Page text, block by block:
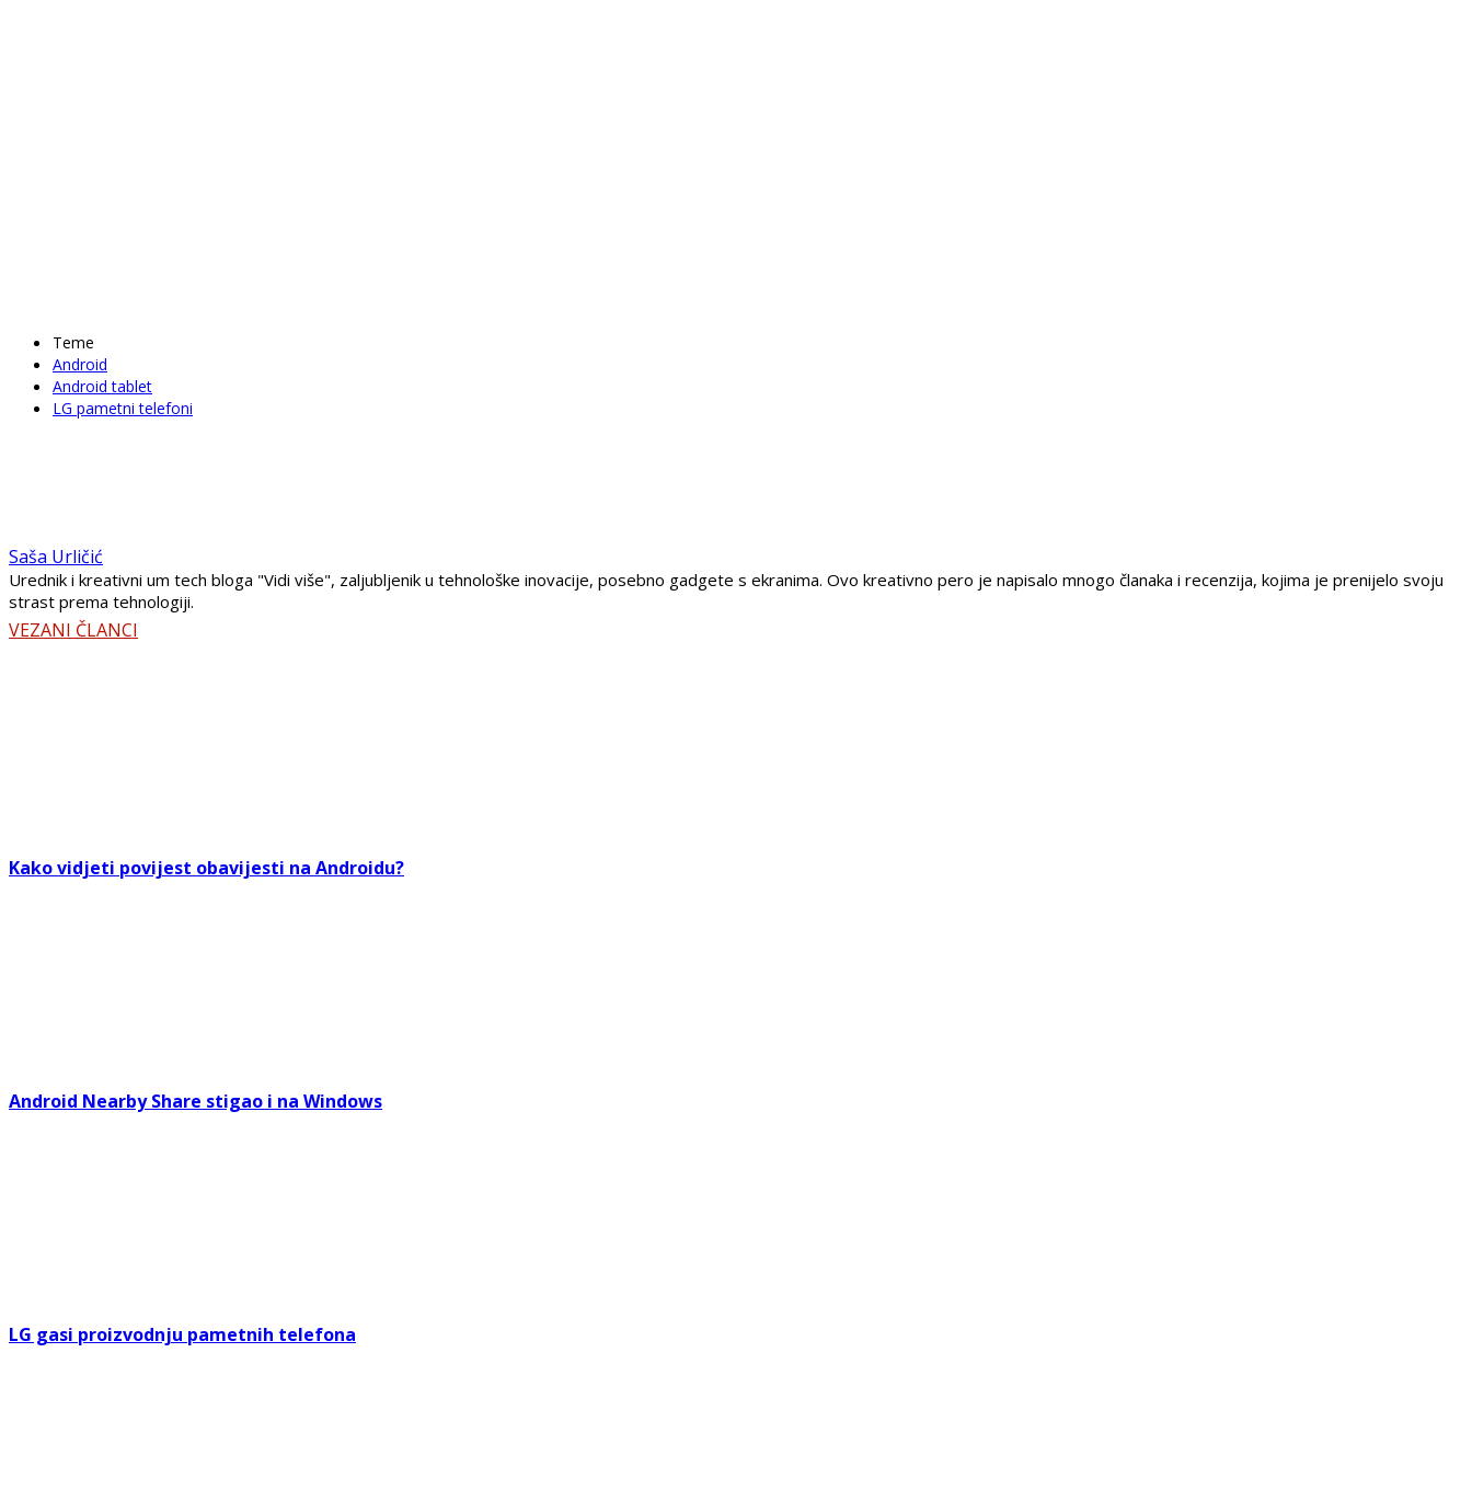
Teme
Android
Android tablet
LG pametni telefoni
Saša Urličić
Urednik i kreativni um tech bloga "Vidi više", zaljubljenik u tehnološke inovacije, posebno gadgete s ekranima. Ovo kreativno pero je napisalo mnogo članaka i recenzija, kojima je prenijelo svoju
strast prema tehnologiji.
VEZANI ČLANCI
Kako vidjeti povijest obavijesti na Androidu?
Android Nearby Share stigao i na Windows
LG gasi proizvodnju pametnih telefona